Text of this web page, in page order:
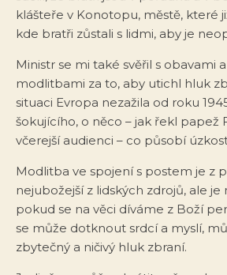
klášteře v Konotopu, městě, které
kde bratři zůstali s lidmi, aby je
Ministr se mi také svěřil s obavami
modlitbami za to, aby utichl hluk
situaci Evropa nezažila od roku
šokujícího, o něco – jak řekl papež
včerejší audienci – co působí
Modlitba ve spojení s postem je z
nejubožejší z lidských zdrojů, ale je
pokud se na věci díváme z Boží
se může dotknout srdcí a myslí,
zbytečný a ničivý hluk zbraní.